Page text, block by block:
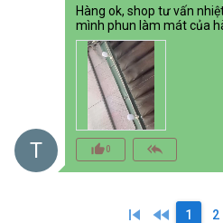
T
Hàng ok, shop tư vấn
mình phun làm mát của
thumb_up_alt0 reply_all
skip_previous fast_rewind 1 2